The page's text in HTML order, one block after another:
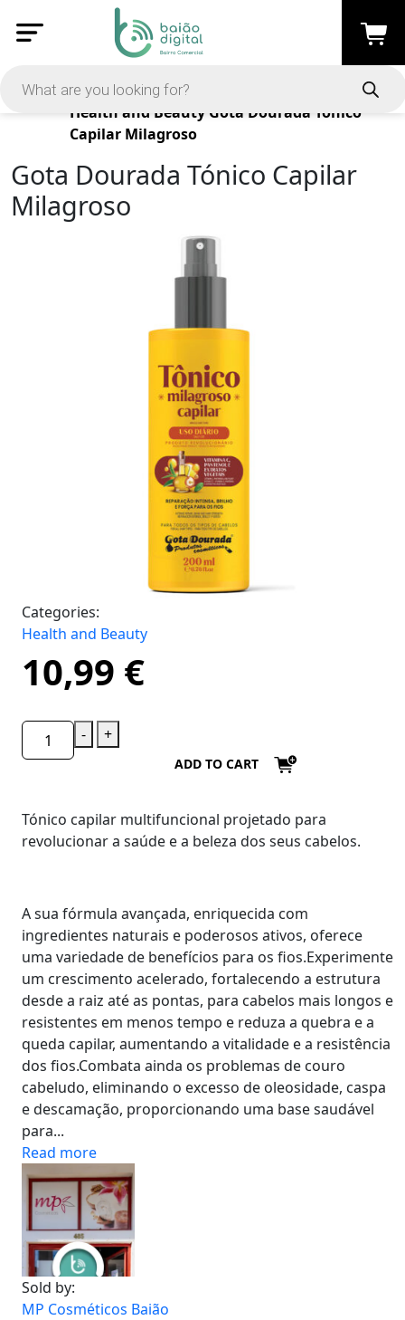
Products
Health and Beauty Gota Dourada Tónico
Capilar Milagroso
Gota Dourada Tónico Capilar
Milagroso
Categories:
Health and Beauty
10,99 €
- +
ADD TO CART
Tónico capilar multifuncional projetado para
revolucionar a saúde e a beleza dos seus cabelos.
​A sua fórmula avançada, enriquecida com
ingredientes naturais e poderosos ativos, oferece
uma variedade de benefícios para os fios.Experimente
um crescimento acelerado, fortalecendo a estrutura
desde a raiz até as pontas, para cabelos mais longos e
resistentes em menos tempo e reduza a quebra e a
queda capilar, aumentando a vitalidade e a resistência
dos fios.Combata ainda os problemas de couro
cabeludo, eliminando o excesso de oleosidade, caspa
e descamação, proporcionando uma base saudável
para...
Read more
Sold by:
MP Cosméticos Baião